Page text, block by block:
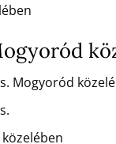
Mogyoród